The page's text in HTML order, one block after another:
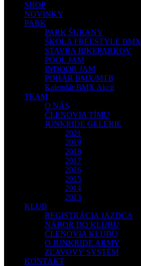
SHOP
NOVINKY
PARK
PARK ŠURANY
ŠKOLA FREESTYLE BMX
STAVBA BIKEPARKOV
POOL JAM
INDOOR JAM
POHÁR BMX/MTB
Kalendár BMX Akcií
TEAM
O NÁS
ČLENOVIA TÍMU
JUNKRIDE GELÉRIE
2021
2019
2018
2017
2016
2015
2014
2013
KLUB
REGISTRÁCIA JAZDCA
NÁBOR DO KLUBU
ČLENOVIA KLUBU
O JUNKRIDE ARMY
ZĽAVOVÝ SYSTÉM
KONTAKT